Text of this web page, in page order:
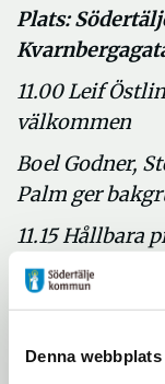
Denna
Plats:
11.00 Leif
välkommen
Boel Godner,
Palm ger
11.15 Hållbara
Jan-Eric
Per